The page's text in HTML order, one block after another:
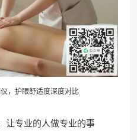
，护眼舒适度深度对比
让专业的人做专业的事